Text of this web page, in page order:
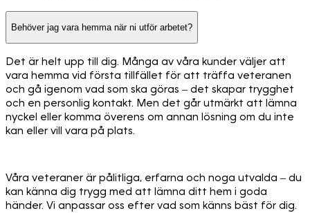
Behöver jag vara hemma när ni utför arbetet?
Det är helt upp till dig. Många av våra kunder väljer att
vara hemma vid första tillfället för att träffa veteranen
och gå igenom vad som ska göras – det skapar trygghet
och en personlig kontakt. Men det går utmärkt att lämna
nyckel eller komma överens om annan lösning om du inte
kan eller vill vara på plats.
Våra veteraner är pålitliga, erfarna och noga utvalda – du
kan känna dig trygg med att lämna ditt hem i goda
händer. Vi anpassar oss efter vad som känns bäst för dig.